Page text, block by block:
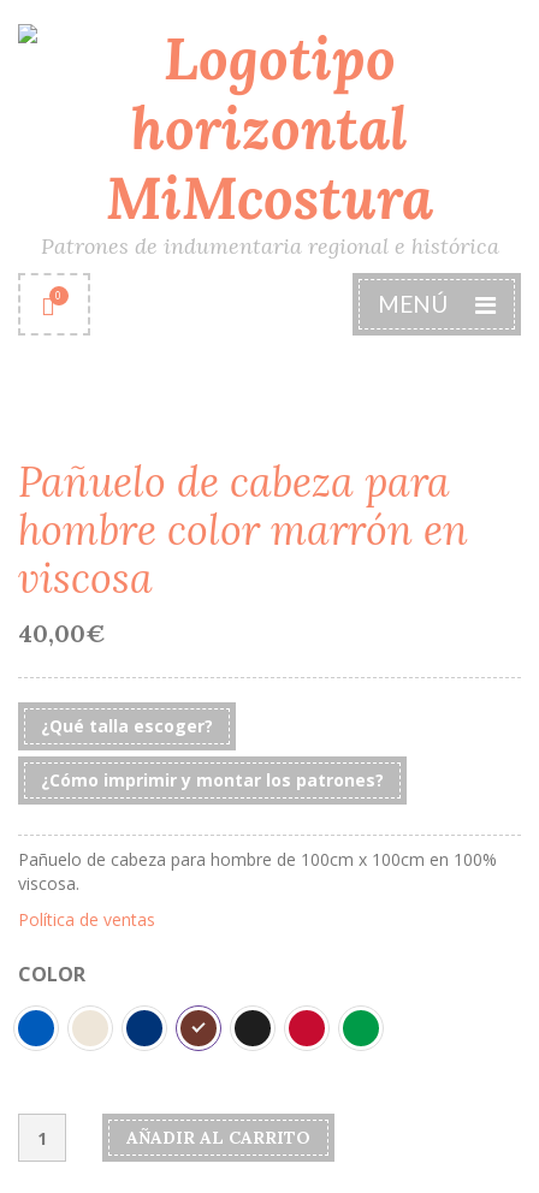
Patrones de indumentaria regional e histórica
0 MENÚ
Pañuelo de cabeza para
hombre color marrón en
viscosa
40,00€
¿Qué talla escoger?
¿Cómo imprimir y montar los patrones?
Pañuelo de cabeza para hombre de 100cm x 100cm en 100%
viscosa.
Política de ventas
COLOR
AÑADIR AL CARRITO